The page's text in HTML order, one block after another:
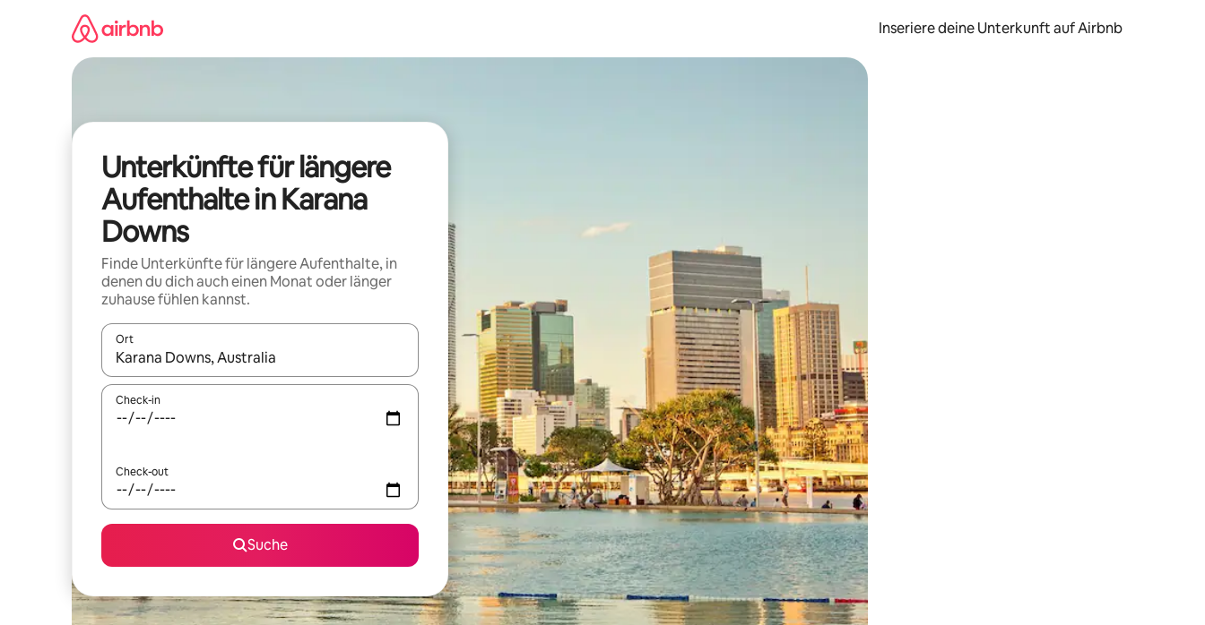
Inseriere deine Unterkunft auf Airbnb
Unterkünfte für längere
Aufenthalte in Karana
Downs
Finde Unterkünfte für längere Aufenthalte, in
denen du dich auch einen Monat oder länger
zuhause fühlen kannst.
Ort
Wenn Ergebnisse verfügbar sind, navigiere mit den Pfeiltasten nach oben und unten oder erkunde die Ergebnisse durch Berühren oder Wischgesten.
Check-in
Check-out
Suche